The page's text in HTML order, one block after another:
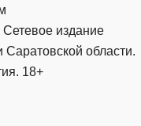
издание
области.
18+